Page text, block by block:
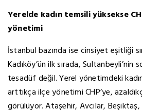
Yerelde kadın temsili yüksekse
yönetimi
İstanbul bazında ise cinsiyet eşitliği
Kadıköy’ün ilk sırada, Sultanbeyli’nin
tesadüf değil. Yerel yönetimdeki
arttıkça ilçe yönetimi CHP’ye,
görülüyor. Ataşehir, Avcılar, Beşiktaş,